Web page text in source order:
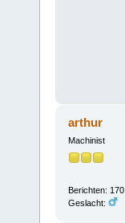
arthur
Machinist
Berichten: 170
Geslacht: